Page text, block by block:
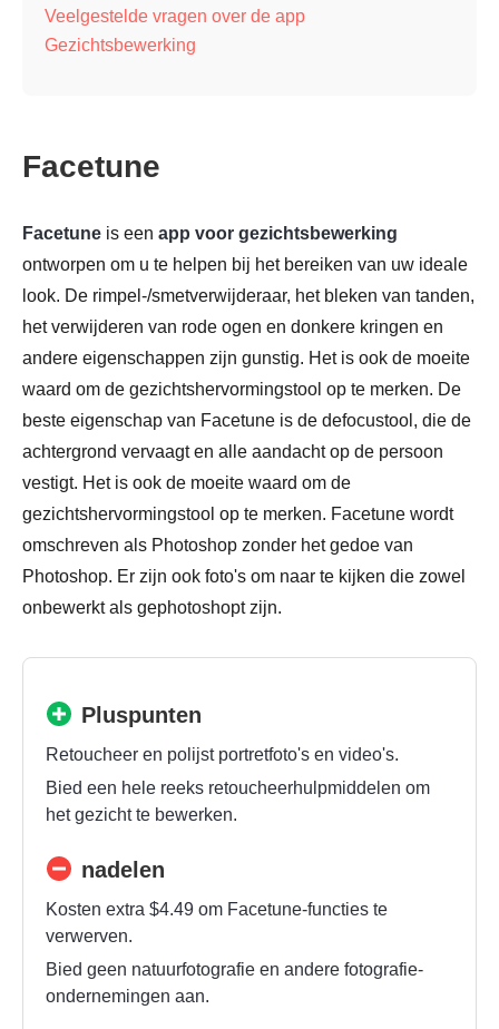
Veelgestelde vragen over de app
Gezichtsbewerking
Facetune
Facetune is een app voor gezichtsbewerking
ontworpen om u te helpen bij het bereiken van uw ideale
look. De rimpel-/smetverwijderaar, het bleken van tanden,
het verwijderen van rode ogen en donkere kringen en
andere eigenschappen zijn gunstig. Het is ook de moeite
waard om de gezichtshervormingstool op te merken. De
beste eigenschap van Facetune is de defocustool, die de
achtergrond vervaagt en alle aandacht op de persoon
vestigt. Het is ook de moeite waard om de
gezichtshervormingstool op te merken. Facetune wordt
omschreven als Photoshop zonder het gedoe van
Photoshop. Er zijn ook foto's om naar te kijken die zowel
onbewerkt als gephotoshopt zijn.
Pluspunten
Retoucheer en polijst portretfoto's en video's.
Bied een hele reeks retoucheerhulpmiddelen om
het gezicht te bewerken.
nadelen
Kosten extra $4.49 om Facetune-functies te
verwerven.
Bied geen natuurfotografie en andere fotografie-
ondernemingen aan.